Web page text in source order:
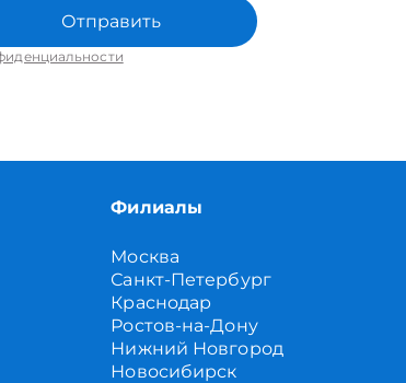
Отправить
Филиалы
Москва
Санкт-Петербург
Краснодар
Ростов-на-Дону
Нижний Новгород
Новосибирск